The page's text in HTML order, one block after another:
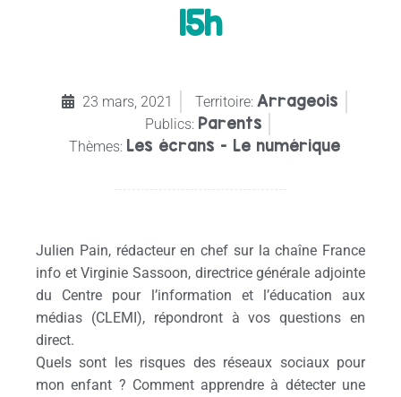
15h
23 mars, 2021 Territoire: Arrageois
Publics: Parents
Thèmes: Les écrans - Le numérique
Julien Pain, rédacteur en chef sur la chaîne France
info et Virginie Sassoon, directrice générale adjointe
du Centre pour l’information et l’éducation aux
médias (CLEMI), répondront à vos questions en
direct.
Quels sont les risques des réseaux sociaux pour
mon enfant ? Comment apprendre à détecter une